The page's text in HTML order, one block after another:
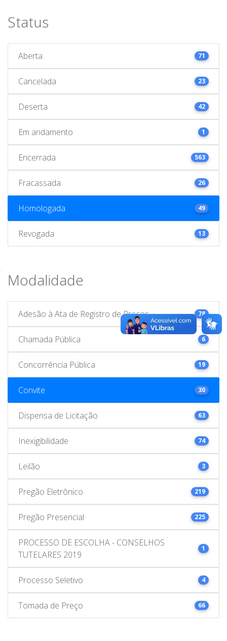
Status
Aberta 71
Cancelada 23
Deserta 42
Em andamento 1
Encerrada 563
Fracassada 26
Homologada 49
Revogada 13
Modalidade
Adesão à Ata de Registro de Preços 78
Chamada Pública 6
Concorrência Pública 19
Convite 30
Dispensa de Licitação 63
Inexigibilidade 74
Leilão 3
Pregão Eletrônico 219
Pregão Presencial 225
PROCESSO DE ESCOLHA - CONSELHOS
TUTELARES 2019
1
Processo Seletivo 4
Tomada de Preço 66